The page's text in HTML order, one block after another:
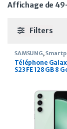
Affichage de
Filters
SAMSUNG,
Téléphone
S23 FE 128 GB 8